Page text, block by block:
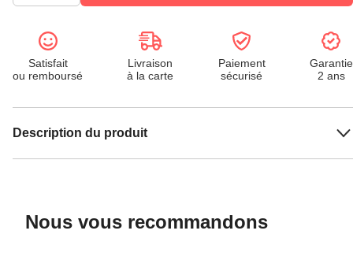
Satisfait
ou remboursé
Livraison
à la carte
Paiement
sécurisé
Garantie
2 ans
Description du produit
Nous vous recommandons